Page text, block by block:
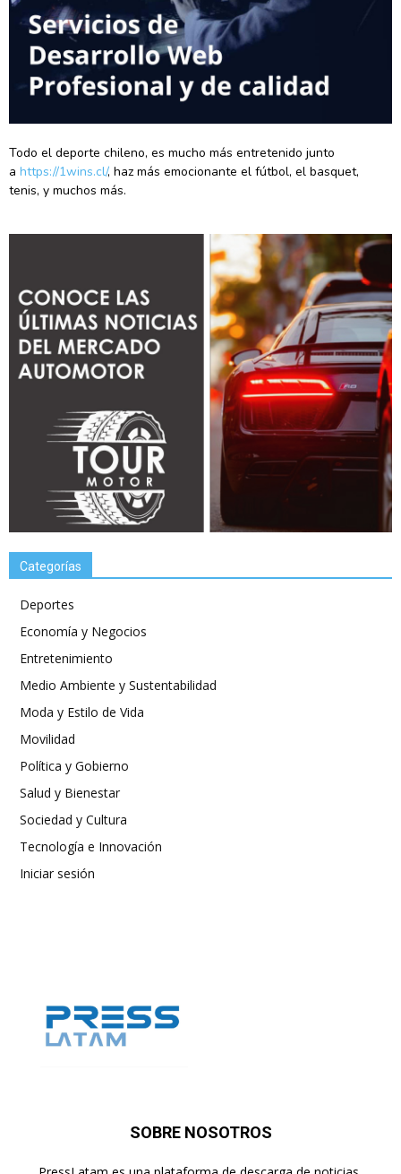
Todo el deporte chileno, es mucho más entretenido junto
a https://1wins.cl/, haz más emocionante el fútbol, el basquet,
tenis, y muchos más.
Categorías
Deportes
Economía y Negocios
Entretenimiento
Medio Ambiente y Sustentabilidad
Moda y Estilo de Vida
Movilidad
Política y Gobierno
Salud y Bienestar
Sociedad y Cultura
Tecnología e Innovación
Iniciar sesión
SOBRE NOSOTROS